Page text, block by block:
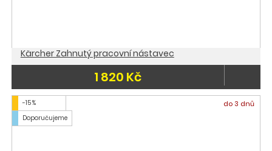
Kärcher Zahnutý pracovní nástavec
1 820 Kč
-15 %
Doporučujeme
do 3 dnů